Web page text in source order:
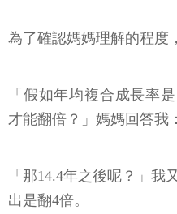
為了確認媽媽理解的程度
「假如年均複合成長率
才能翻倍？」媽媽回答我
「那14.4年之後呢？」
出是翻4倍。